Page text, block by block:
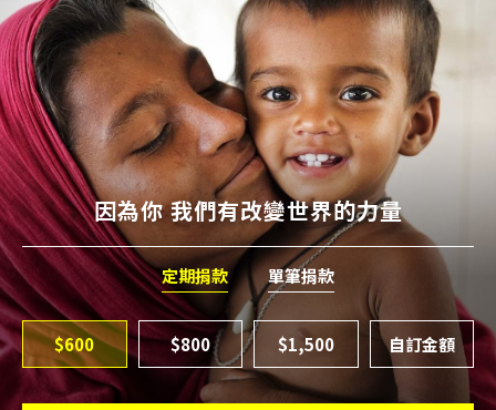
因為你 我們有改變世界的力量
定期捐款 單筆捐款
$600 $800 $1,500